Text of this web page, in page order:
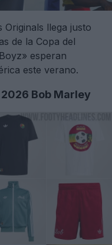
Originals llega justo
de la Copa del
esperan
este verano.
Bob Marley